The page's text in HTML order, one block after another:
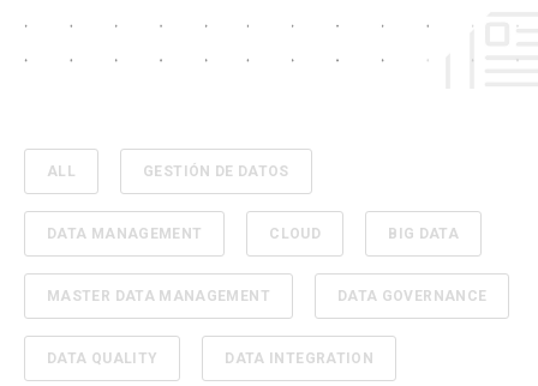
ALL GESTIÓN DE DATOS
DATA MANAGEMENT CLOUD BIG DATA
MASTER DATA MANAGEMENT DATA GOVERNANCE
DATA QUALITY DATA INTEGRATION